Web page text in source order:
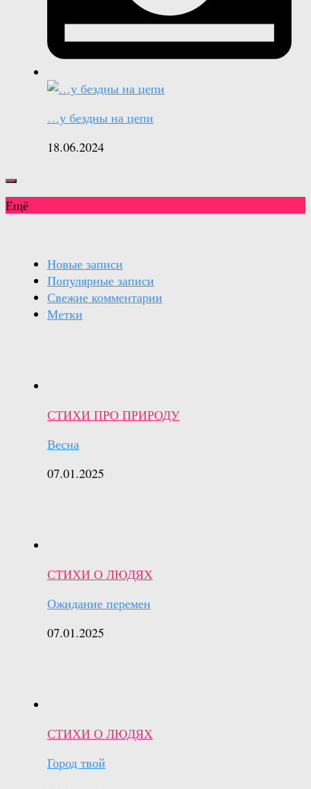
…у бездны на цепи
18.06.2024
Ещё
Новые записи
Популярные записи
Свежие комментарии
Метки
СТИХИ ПРО ПРИРОДУ
Весна
07.01.2025
СТИХИ О ЛЮДЯХ
Ожидание перемен
07.01.2025
СТИХИ О ЛЮДЯХ
Город твой